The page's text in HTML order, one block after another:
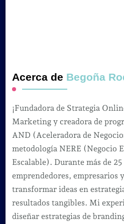
Acerca de Begoña
¡Fundadora de Strategia
Marketing y creadora de
AND (Aceleradora de
metodología NERE (Negocio
Escalable). Durante más de
emprendedores, empresarios
transformar ideas en
resultados tangibles. Mi
diseñar estrategias de